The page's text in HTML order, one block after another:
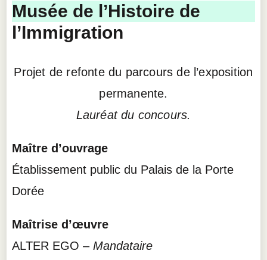
Musée de l’Histoire de
l’Immigration
Projet de refonte du parcours de l’exposition
permanente.
Lauréat du concours.
Maître d’ouvrage
Établissement public du Palais de la Porte
Dorée
Maîtrise d’œuvre
ALTER EGO – Mandataire